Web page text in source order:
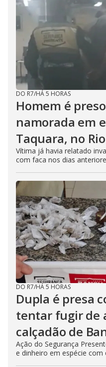
DO R7/HÁ 5 HORAS
Homem é
namorada em
Taquara, no Rio
Vítima já havia relatado
com faca nos dias
DO R7/HÁ 5 HORAS
Dupla é presa
tentar fugir de
calçadão de
Ação do Segurança
e dinheiro em espécie com